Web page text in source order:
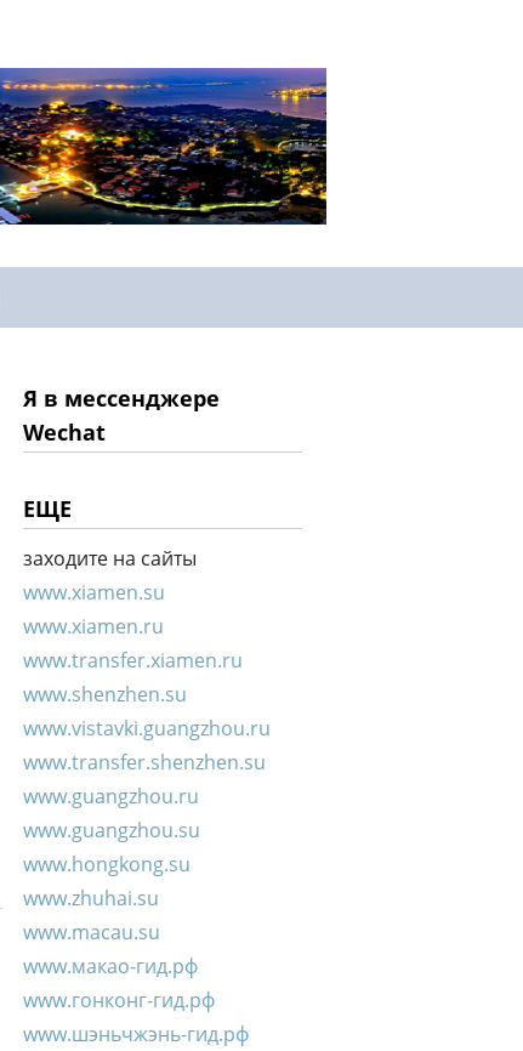
Я в мессенджере
Wechat
ЕЩЕ
заходите на сайты
www.xiamen.su
www.xiamen.ru
www.transfer.xiamen.ru
www.shenzhen.su
www.vistavki.guangzhou.ru
www.transfer.shenzhen.su
www.guangzhou.ru
www.guangzhou.su
www.hongkong.su
www.zhuhai.su
www.macau.su
www.макао-гид.рф
www.гонконг-гид.рф
www.шэньчжэнь-гид.рф